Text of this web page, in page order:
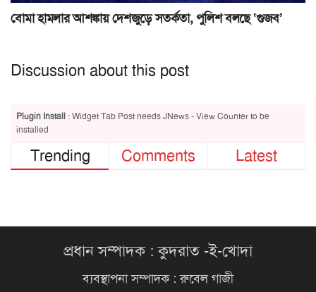
বোমা হামলার আশঙ্কায় দেশজুড়ে সতর্কতা, পুলিশ বলছে ‘গুজব’
Discussion about this post
Plugin Install : Widget Tab Post needs JNews - View Counter to be
installed
Trending Comments Latest
প্রধান সম্পাদক : কুদরাত -ই-খোদা
ব্যবস্থাপনা সম্পাদক : রুবেল গাজী